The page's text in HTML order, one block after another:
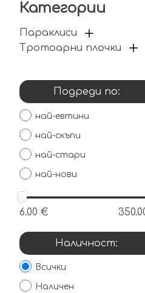
Категории
Параклиси
Тротоарни плочки
Подреди по:
най-евтини
най-скъпи
най-стари
най-нови
6.00 €
Наличност:
Всички
Наличен